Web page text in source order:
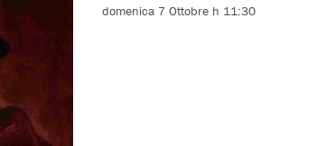
domenica 7 Ottobre h 11:30